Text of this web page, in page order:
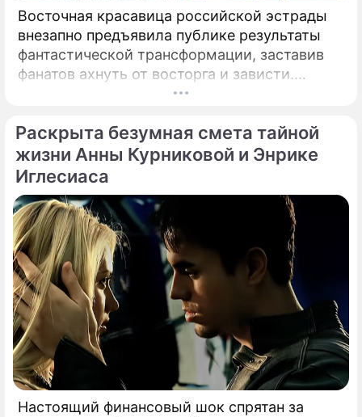
Восточная красавица российской эстрады
внезапно предъявила публике результаты
фантастической трансформации, заставив
фанатов ахнуть от восторга и зависти.
Знаменитая певица Жасмин всегда
формами, однако ее свежие снимки
спровоцировали настоящую бурю в Сети.
Раскрыта безумная смета тайной
жизни Анны Курниковой и Энрике
Иглесиаса
Настоящий финансовый шок спрятан за